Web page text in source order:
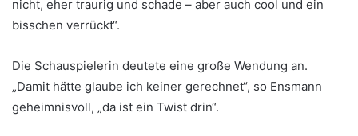
nicht, eher traurig und schade – aber auch cool und ein
bisschen verrückt“.
Die Schauspielerin deutete eine große Wendung an.
„Damit hätte glaube ich keiner gerechnet“, so Ensmann
geheimnisvoll, „da ist ein Twist drin“.